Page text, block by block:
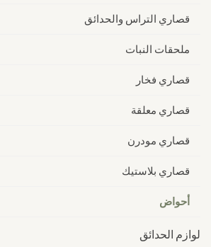
قصاري التراس والحدائق
ملحقات النبات
قصاري فخار
قصاري معلقة
قصاري مودرن
قصاري بلاستيك
أحواض
لوازم الحدائق